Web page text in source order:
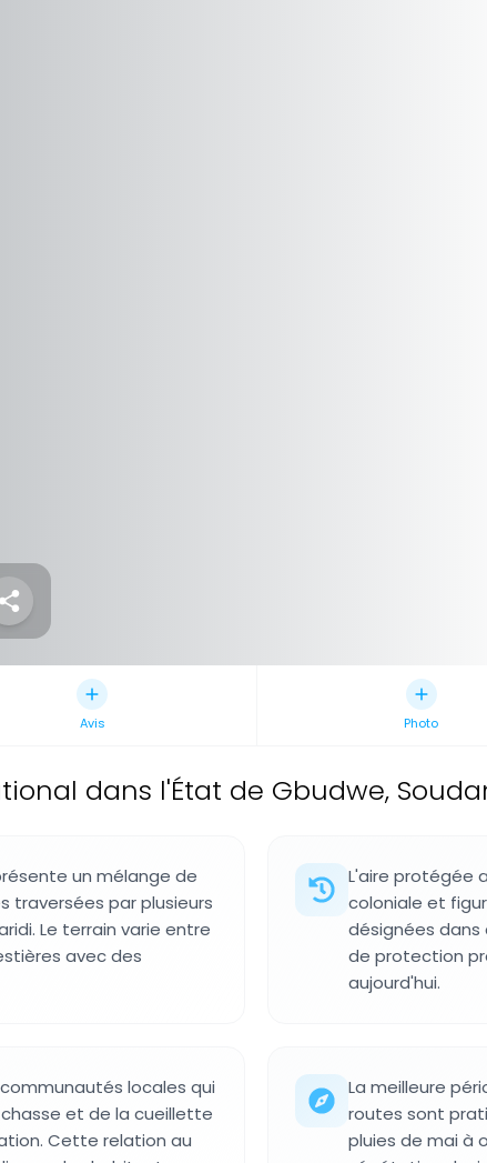
Avis Photo
dans l'État de Gbudwe,
un mélange de
traversées par plusieurs
Le terrain varie entre
avec des
L'aire protégée
coloniale et
désignées dans
de protection
aujourd'hui.
locales qui
et de la cueillette
Cette relation au
La meilleure
routes sont
pluies de mai à